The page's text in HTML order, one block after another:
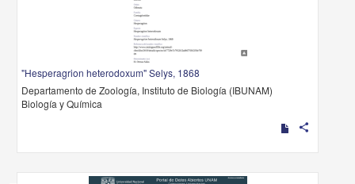
"Hesperagrion heterodoxum" Selys, 1868
Departamento de Zoología, Instituto de Biología (IBUNAM)
Biología y Química
share